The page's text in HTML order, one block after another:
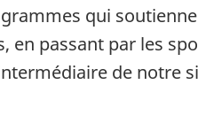
qui
passant par les
de notre